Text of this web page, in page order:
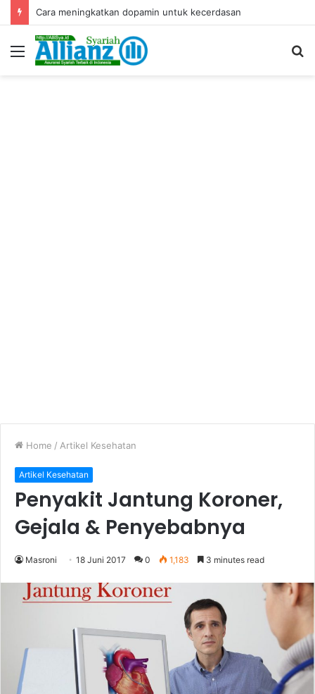
Cara meningkatkan dopamin untuk kecerdasan
Menu
Home / Artikel Kesehatan
Artikel Kesehatan
Penyakit Jantung Koroner,
Gejala & Penyebabnya
Masroni 18 Juni 2017 0 1,183 3 minutes read